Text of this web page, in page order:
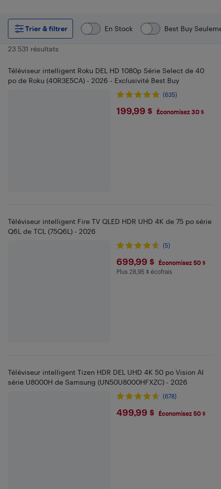
Trier & filtrer En Stock Best Buy
23 531 résultats
Téléviseur intelligent Roku DEL HD 1080p Série Select de 40
po de Roku (40R3E5CA) - 2026 - Exclusivité Best Buy
(635)
$199.99
199,99 $ Économisez 30 $
Téléviseur intelligent Fire TV QLED HDR UHD 4K de 75 po série
Q6L de TCL (75Q6L) - 2026
(5)
$699.99
699,99 $ Économisez 50 $
Plus 28.95 $ en écofrais
Plus 28,95 $ écofrais
Téléviseur intelligent Tizen HDR DEL UHD 4K 50 po Vision AI
série U8000H de Samsung (UN50U8000HFXZC) - 2026
(678)
$499.99
499,99 $ Économisez 50 $